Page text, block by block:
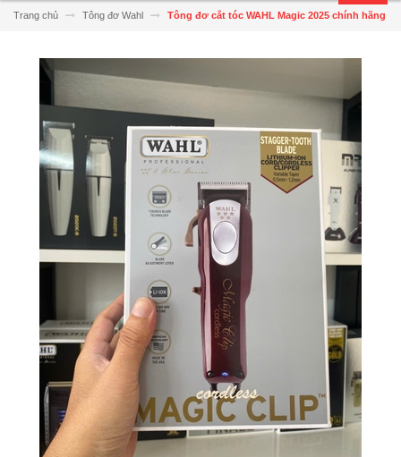
Trang chủ Tông đơ Wahl Tông đơ cắt tóc WAHL Magic 2025 chính hãng